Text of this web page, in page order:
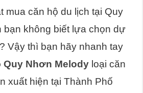
mua căn hộ du lịch tại Quy
bạn không biết lựa chọn dự
Vậy thì bạn hãy nhanh tay
Quy Nhơn Melody loại căn
xuất hiện tại Thành Phố